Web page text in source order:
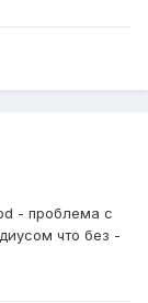
- проблема с
что без -